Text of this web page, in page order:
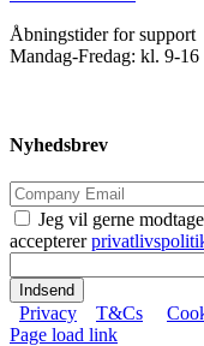
Åbningstider for support
Mandag-Fredag: kl. 9-16
Nyhedsbrev
Jeg vil gerne
accepterer
Indsend
Privacy T&Cs
Page load link